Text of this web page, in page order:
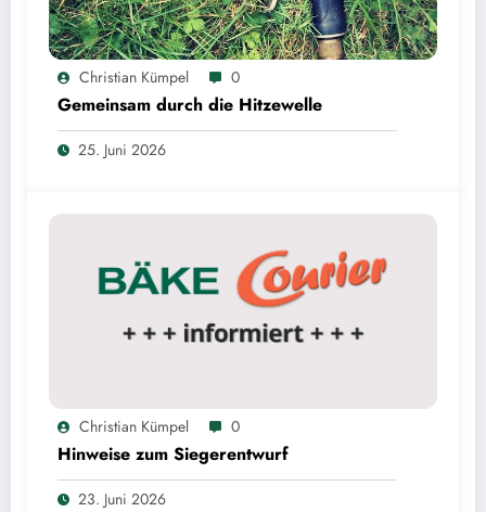
Christian Kümpel 0
Gemeinsam durch die Hitzewelle
25. Juni 2026
Christian Kümpel 0
Hinweise zum Siegerentwurf
23. Juni 2026